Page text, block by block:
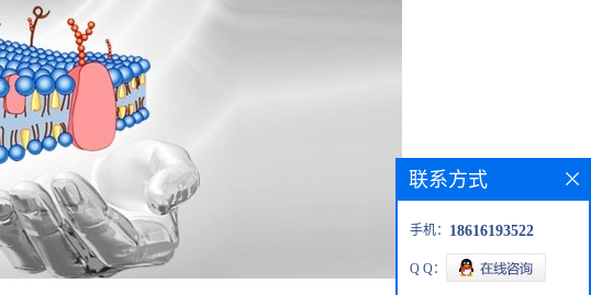
联系方式
手机： 18616193522
Q Q：